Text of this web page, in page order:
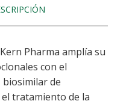
Kern Pharma amplía su
con el
de
tratamiento de la